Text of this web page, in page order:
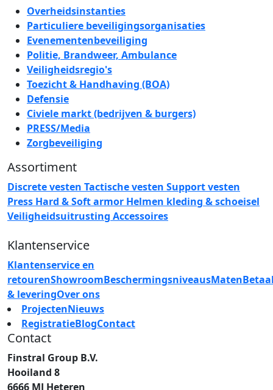
Overheidsinstanties
Particuliere beveiligingsorganisaties
Evenementenbeveiliging
Politie, Brandweer, Ambulance
Veiligheidsregio's
Toezicht & Handhaving (BOA)
Defensie
Civiele markt (bedrijven & burgers)
PRESS/Media
Zorgbeveiliging
Assortiment
Discrete vesten Tactische vesten Support vesten
Press Hard & Soft armor Helmen kleding & schoeisel
Veiligheidsuitrusting Accessoires
Klantenservice
Klantenservice en
retourenShowroomBeschermingsniveausMaten
& leveringOver ons
ProjectenNieuws
RegistratieBlogContact
Contact
Finstral Group B.V.
Hooiland 8
6666 MJ Heteren